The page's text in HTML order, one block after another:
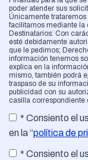
poder atender sus
Únicamente trataremos
facilitarnos mediante la
Destinatarios: Con
esté debidamente
que le pedimos;
información tenemos
explica en la
mismo, también podrá
traspaso de su
publicidad con su
casilla correspondiente
* Consiento el
en la “política de
* Consiento el